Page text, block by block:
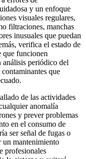
y un enfoque
visuales regulares,
filtraciones, manchas
inusuales que puedan
verifica el estado de
que funcionen
análisis periódico del
que
de las actividades
anomalía
y prever problemas
en el consumo de
ser señal de fugas o
un mantenimiento
profesionales